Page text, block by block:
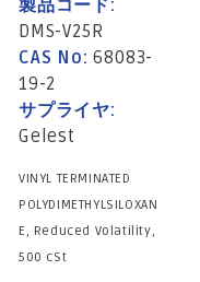
製品コード:
DMS-V25R
CAS No:68083-
19-2
サプライヤ:
Gelest
VINYL TERMINATED
POLYDIMETHYLSILOXAN
E, Reduced Volatility,
500 cSt